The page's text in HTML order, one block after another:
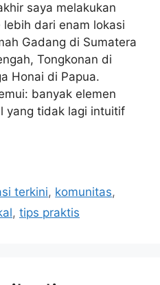
saya melakukan
dari enam lokasi
Gadang di Sumatera
Tongkonan di
Honai di Papua.
banyak elemen
yang tidak lagi intuitif
terkini, komunitas,
, tips praktis